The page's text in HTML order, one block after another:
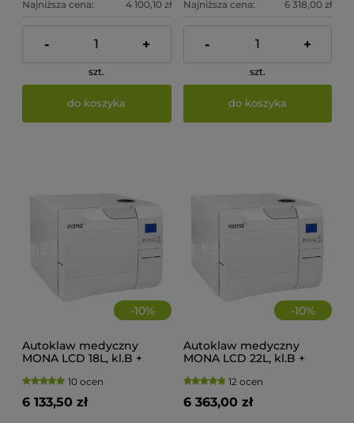
Najniższa cena: 4 100,10 zł
- +
szt.
do koszyka
Najniższa cena: 6 318,00 zł
- +
szt.
do koszyka
-10%
Autoklaw medyczny
MONA LCD 18L, kl.B +
10 ocen
6 133,50 zł
-10%
Autoklaw medyczny
MONA LCD 22L, kl.B +
12 ocen
6 363,00 zł